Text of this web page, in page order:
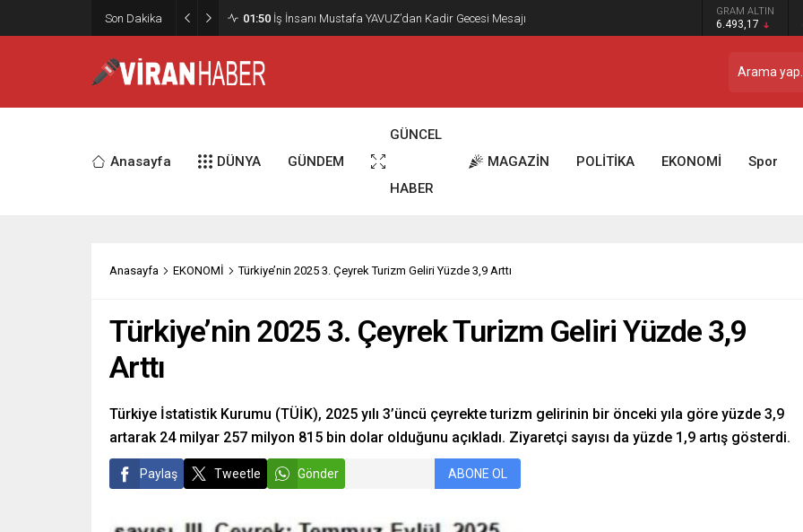
Son Dakika 02:15 Murat Bardakçı, “50 Yıllık Dostu” İlber Ortaylı’ya Duygusal Bir Yazıyla Veda
Etti
GRAM ALTIN
6.493,17
Anasayfa DÜNYA GÜNDEM
GÜNCEL
HABER
MAGAZİN POLİTİKA EKONOMİ Spor
Anasayfa EKONOMİ Türkiye’nin 2025 3. Çeyrek Turizm Geliri Yüzde 3,9 Arttı
Türkiye’nin 2025 3. Çeyrek Turizm Geliri Yüzde 3,9
Arttı
Türkiye İstatistik Kurumu (TÜİK), 2025 yılı 3’üncü çeyrekte turizm gelirinin bir önceki yıla göre yüzde 3,9
artarak 24 milyar 257 milyon 815 bin dolar olduğunu açıkladı. Ziyaretçi sayısı da yüzde 1,9 artış gösterdi.
Paylaş Tweetle Gönder ABONE OL